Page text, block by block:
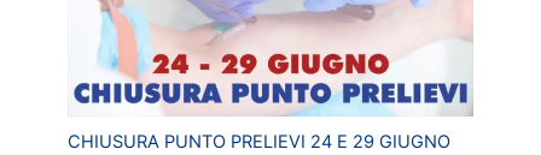
CHIUSURA PUNTO PRELIEVI 24 E 29 GIUGNO